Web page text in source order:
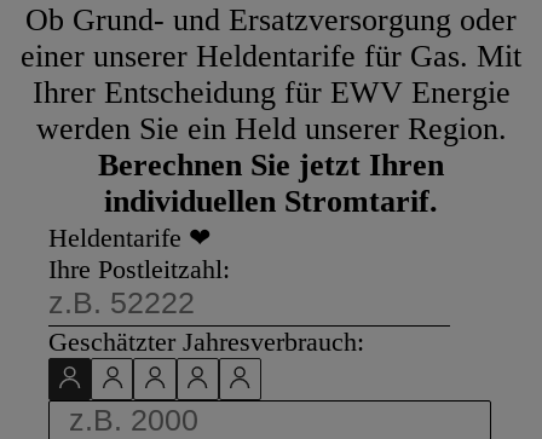
Ob Grund- und Ersatzversorgung oder
einer unserer Heldentarife für Gas. Mit
Ihrer Entscheidung für EWV Energie
werden Sie ein Held unserer Region.
Berechnen Sie jetzt Ihren
individuellen Stromtarif.
Heldentarife ❤
Ihre Postleitzahl:
Geschätzter Jahresverbrauch: